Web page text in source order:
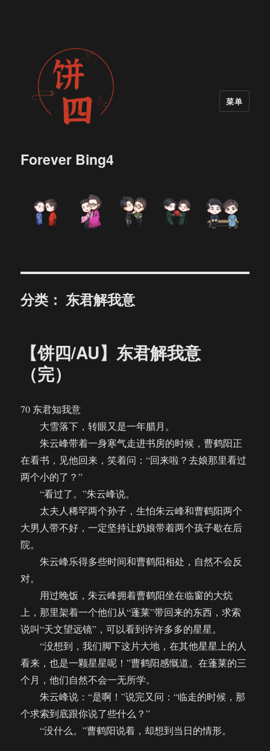
Forever Bing4
菜单
分类： 东君解我意
【饼四/AU】东君解我意
（完）
70 东君知我意
大雪落下，转眼又是一年腊月。
朱云峰带着一身寒气走进书房的时候，曹鹤阳正
在看书，见他回来，笑着问：“回来啦？去娘那里看过
两个小的了？”
“看过了。”朱云峰说。
太夫人稀罕两个孙子，生怕朱云峰和曹鹤阳两个
大男人带不好，一定坚持让奶娘带着两个孩子歇在后
院。
朱云峰乐得多些时间和曹鹤阳相处，自然不会反
对。
用过晚饭，朱云峰拥着曹鹤阳坐在临窗的大炕
上，那里架着一个他们从“蓬莱”带回来的东西，求索
说叫“天文望远镜”，可以看到许许多多的星星。
“没想到，我们脚下这片大地，在其他星星上的人
看来，也是一颗星星呢！”曹鹤阳感慨道。在蓬莱的三
个月，他们自然不会一无所学。
朱云峰说：“是啊！”说完又问：“临走的时候，那
个求索到底跟你说了些什么？”
“没什么。”曹鹤阳说着，却想到当日的情形。